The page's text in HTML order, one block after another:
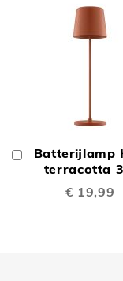
Batterijlamp
terracotta
€ 19,99
In
Winkelwagen